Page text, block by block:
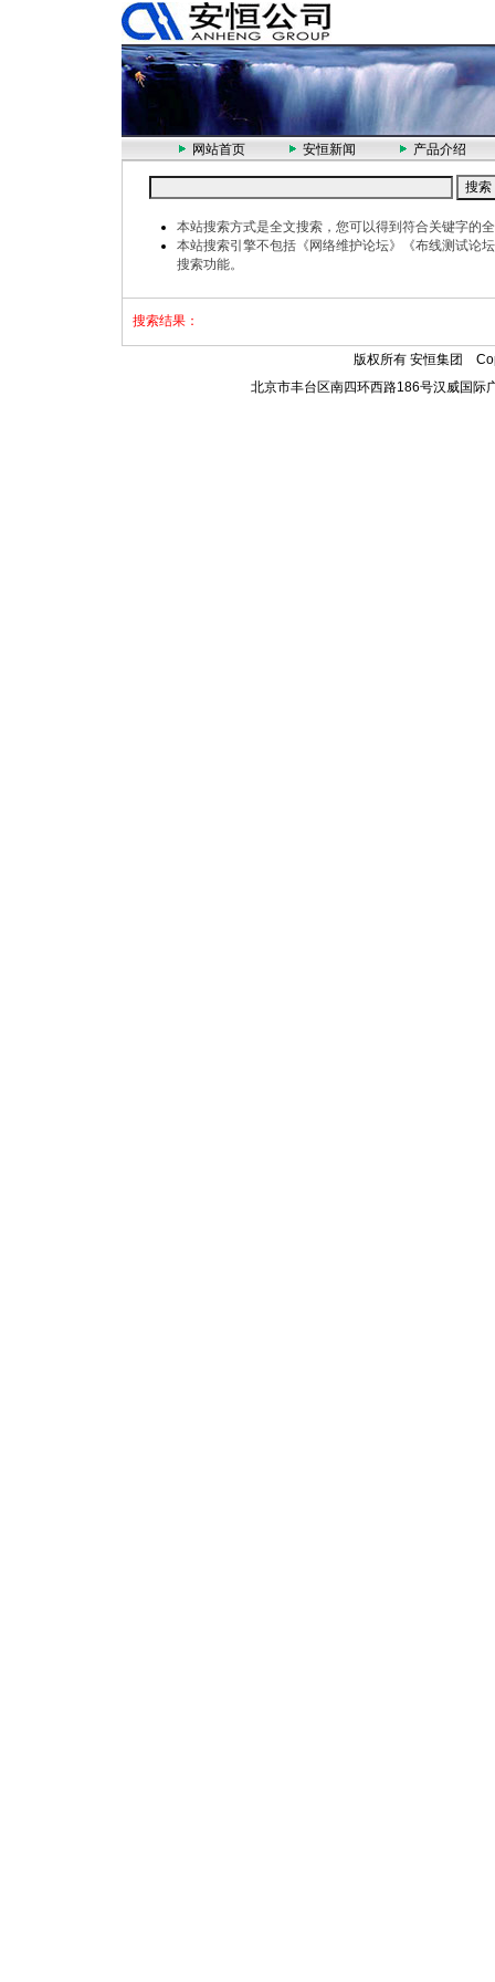
网站首页 安恒新闻 产品介绍
本站搜索方式是全文搜索，您可以得到符合关键字的
本站搜索引擎不包括《网络维护论坛》《布线测试论
搜索功能。
搜索结果：
版权所有 安恒集团
北京市丰台区南四环西路186号汉威国